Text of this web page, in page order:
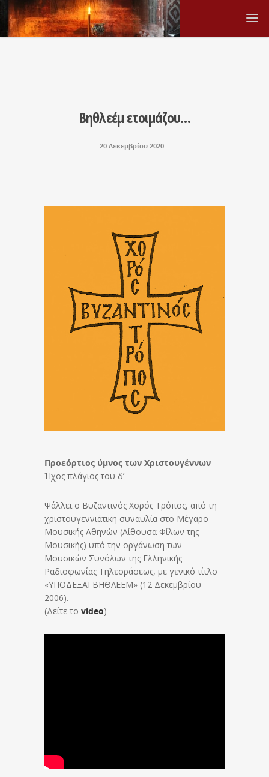
Βηθλεέμ ετοιμάζου…
20 Δεκεμβρίου 2020
Προεόρτιος ύμνος των Χριστουγέννων
Ήχος πλάγιος του δ’
Ψάλλει ο Βυζαντινός Χορός Τρόπος, από τη
χριστουγεννιάτικη συναυλία στο Μέγαρο
Μουσικής Αθηνών (Αίθουσα Φίλων της
Μουσικής) υπό την οργάνωση των
Μουσικών Συνόλων της Ελληνικής
Ραδιοφωνίας Τηλεοράσεως, με γενικό τίτλο
«ΥΠΟΔΕΞΑΙ ΒΗΘΛΕΕΜ» (12 Δεκεμβρίου
2006).
(Δείτε το video)